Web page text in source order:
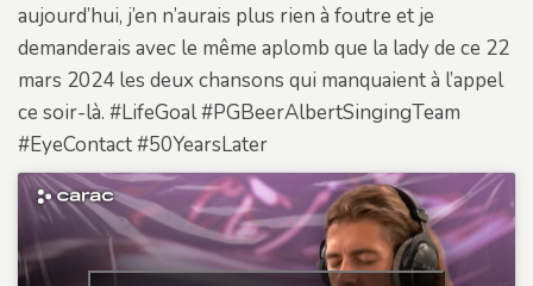
aujourd’hui, j’en n’aurais plus rien à foutre et je
demanderais avec le même aplomb que la lady de ce 22
mars 2024 les deux chansons qui manquaient à l’appel
ce soir-là. #LifeGoal #PGBeerAlbertSingingTeam
#EyeContact #50YearsLater